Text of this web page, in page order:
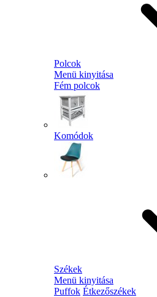
Polcok
Menü kinyitása
Fém polcok
Komódok
Székek
Menü kinyitása
Puffok Étkezőszékek